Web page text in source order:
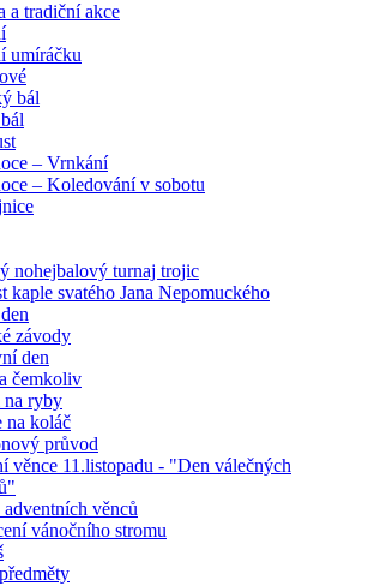
a tradiční akce
umíráčku
bál
– Vrnkání
– Koledování v sobotu
nohejbalový turnaj trojic
kaple svatého Jana Nepomuckého
závody
den
čemkoliv
na ryby
na koláč
průvod
věnce 11.listopadu - "Den válečných
věnců
vánočního stromu